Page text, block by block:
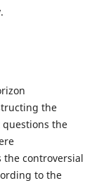
the
the
controversial
to the